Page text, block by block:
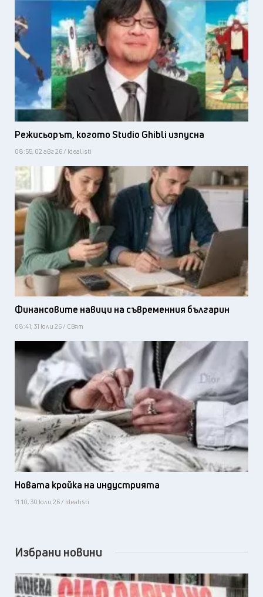
Режисьорът, когото Studio Ghibli изпусна
08:55, 02 авг 26 / Idealisti
Финансовите навици на съвременния българин
08:41, 31 юли 26 / Свят
Новата кройка на индустрията
11:10, 30 юли 26 / Idealisti
Избрани новини